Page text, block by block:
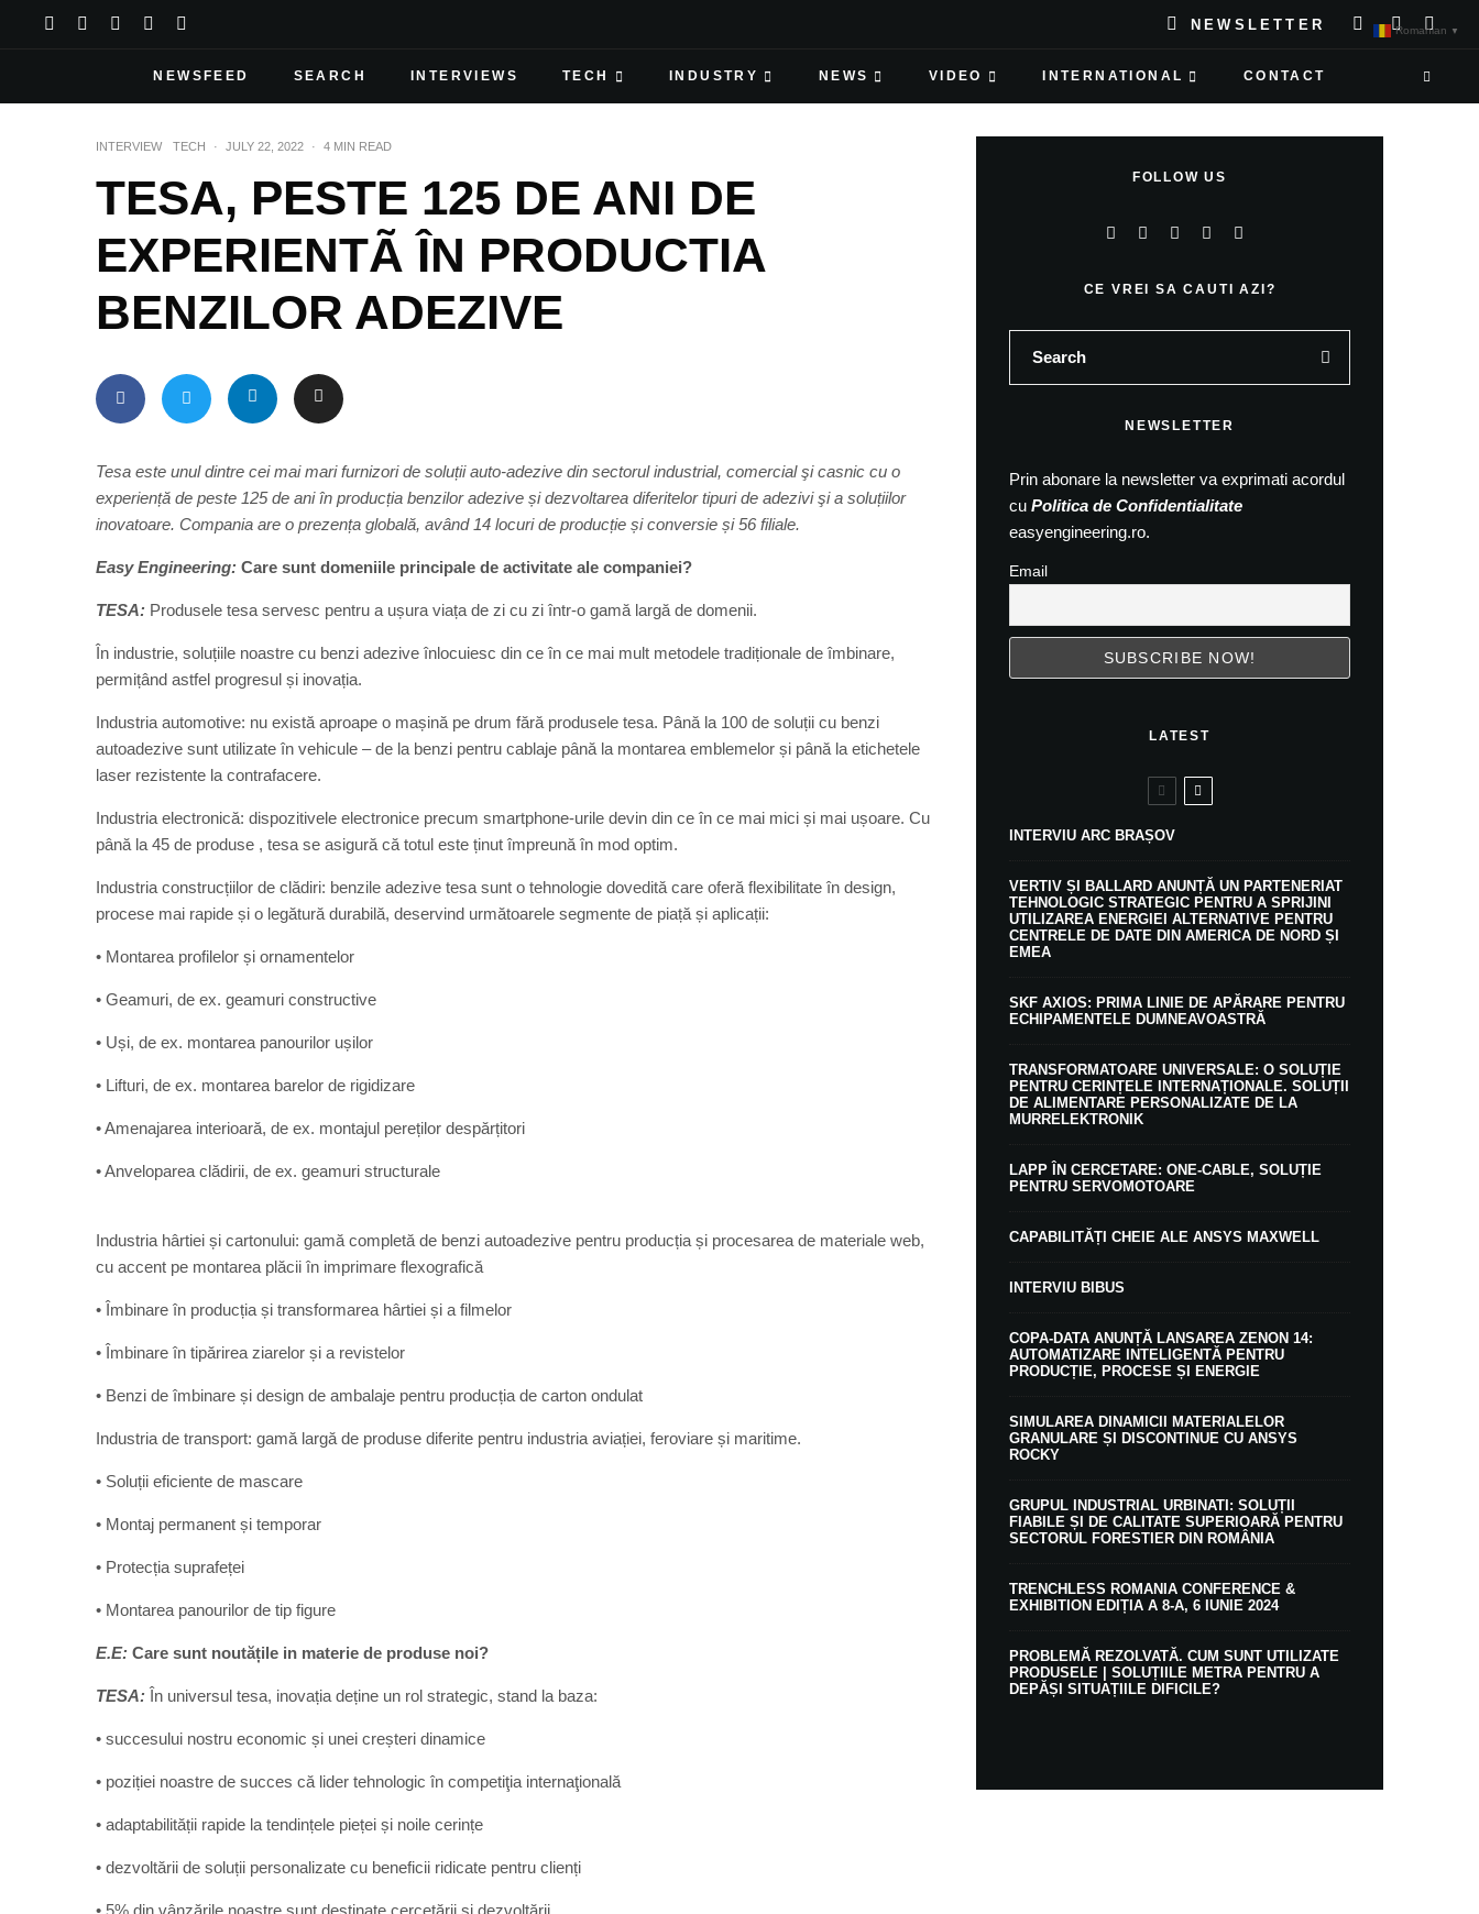
NEWSLETTER
NEWSFEED SEARCH INTERVIEWS TECH INDUSTRY NEWS VIDEO INTERNATIONAL CONTACT
INTERVIEW TECH · JULY 22, 2022 · 4 MIN READ
TESA, PESTE 125 DE ANI DE
EXPERIENTÃ ÎN PRODUCTIA
BENZILOR ADEZIVE
Tesa este unul dintre cei mai mari furnizori de soluții auto-adezive din sectorul industrial, comercial şi casnic cu o
experiență de peste 125 de ani în producția benzilor adezive și dezvoltarea diferitelor tipuri de adezivi şi a soluțiilor
inovatoare. Compania are o prezența globală, având 14 locuri de producție și conversie și 56 filiale.
Easy Engineering: Care sunt domeniile principale de activitate ale companiei?
TESA: Produsele tesa servesc pentru a ușura viața de zi cu zi într-o gamă largă de domenii.
În industrie, soluțiile noastre cu benzi adezive înlocuiesc din ce în ce mai mult metodele tradiționale de îmbinare,
permițând astfel progresul și inovația.
Industria automotive: nu există aproape o mașină pe drum fără produsele tesa. Până la 100 de soluții cu benzi
autoadezive sunt utilizate în vehicule – de la benzi pentru cablaje până la montarea emblemelor și până la etichetele
laser rezistente la contrafacere.
Industria electronică: dispozitivele electronice precum smartphone-urile devin din ce în ce mai mici și mai ușoare. Cu
până la 45 de produse , tesa se asigură că totul este ținut împreună în mod optim.
Industria construcțiilor de clădiri: benzile adezive tesa sunt o tehnologie dovedită care oferă flexibilitate în design,
procese mai rapide și o legătură durabilă, deservind următoarele segmente de piață și aplicații:
• Montarea profilelor și ornamentelor
• Geamuri, de ex. geamuri constructive
• Uși, de ex. montarea panourilor ușilor
• Lifturi, de ex. montarea barelor de rigidizare
• Amenajarea interioară, de ex. montajul pereților despărțitori
• Anveloparea clădirii, de ex. geamuri structurale
Industria hârtiei și cartonului: gamă completă de benzi autoadezive pentru producția și procesarea de materiale web,
cu accent pe montarea plăcii în imprimare flexografică
• Îmbinare în producția și transformarea hârtiei și a filmelor
• Îmbinare în tipărirea ziarelor și a revistelor
• Benzi de îmbinare și design de ambalaje pentru producția de carton ondulat
Industria de transport: gamă largă de produse diferite pentru industria aviației, feroviare și maritime.
• Soluții eficiente de mascare
• Montaj permanent și temporar
• Protecția suprafeței
• Montarea panourilor de tip figure
E.E: Care sunt noutățile in materie de produse noi?
TESA: În universul tesa, inovația deține un rol strategic, stand la baza:
• succesului nostru economic și unei creșteri dinamice
• poziției noastre de succes că lider tehnologic în competiţia internaţională
• adaptabilității rapide la tendințele pieței și noile cerințe
• dezvoltării de soluții personalizate cu beneficii ridicate pentru clienți
• 5% din vânzările noastre sunt destinate cercetării și dezvoltării
FOLLOW US
CE VREI SA CAUTI AZI?
NEWSLETTER
Prin abonare la newsletter va exprimati acordul
cu Politica de Confidentialitate
easyengineering.ro.
Email
LATEST
INTERVIU ARC BRAȘOV
VERTIV ȘI BALLARD ANUNȚĂ UN PARTENERIAT
TEHNOLOGIC STRATEGIC PENTRU A SPRIJINI
UTILIZAREA ENERGIEI ALTERNATIVE PENTRU
CENTRELE DE DATE DIN AMERICA DE NORD ȘI
EMEA
SKF AXIOS: PRIMA LINIE DE APĂRARE PENTRU
ECHIPAMENTELE DUMNEAVOASTRĂ
TRANSFORMATOARE UNIVERSALE: O SOLUȚIE
PENTRU CERINȚELE INTERNAȚIONALE. SOLUȚII
DE ALIMENTARE PERSONALIZATE DE LA
MURRELEKTRONIK
LAPP ÎN CERCETARE: ONE-CABLE, SOLUȚIE
PENTRU SERVOMOTOARE
CAPABILITĂȚI CHEIE ALE ANSYS MAXWELL
INTERVIU BIBUS
COPA-DATA ANUNȚĂ LANSAREA ZENON 14:
AUTOMATIZARE INTELIGENTĂ PENTRU
PRODUCȚIE, PROCESE ȘI ENERGIE
SIMULAREA DINAMICII MATERIALELOR
GRANULARE ȘI DISCONTINUE CU ANSYS
ROCKY
GRUPUL INDUSTRIAL URBINATI: SOLUȚII
FIABILE ȘI DE CALITATE SUPERIOARĂ PENTRU
SECTORUL FORESTIER DIN ROMÂNIA
TRENCHLESS ROMANIA CONFERENCE &
EXHIBITION EDIȚIA A 8-A, 6 IUNIE 2024
PROBLEMĂ REZOLVATĂ. CUM SUNT UTILIZATE
PRODUSELE | SOLUȚIILE METRA PENTRU A
DEPĂȘI SITUAȚIILE DIFICILE?
Romanian ▼